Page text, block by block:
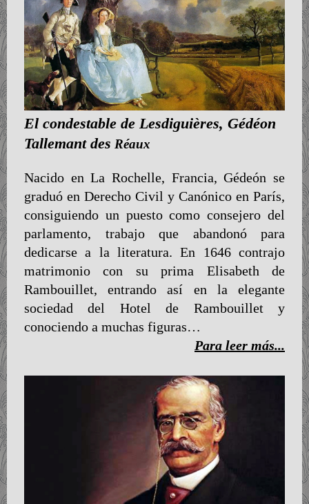
El condestable de Lesdiguières, Gédéon
Tallemant des Réaux
Nacido en La Rochelle, Francia, Gédeón se
graduó en Derecho Civil y Canónico en París,
consiguiendo un puesto como consejero del
parlamento, trabajo que abandonó para
dedicarse a la literatura. En 1646 contrajo
matrimonio con su prima Elisabeth de
Rambouillet, entrando así en la elegante
sociedad del Hotel de Rambouillet y
conociendo a muchas figuras…
Para leer más...